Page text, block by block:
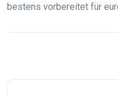
bestens vorbereitet für